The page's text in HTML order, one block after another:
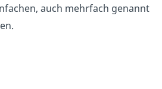
auch mehrfach genannt